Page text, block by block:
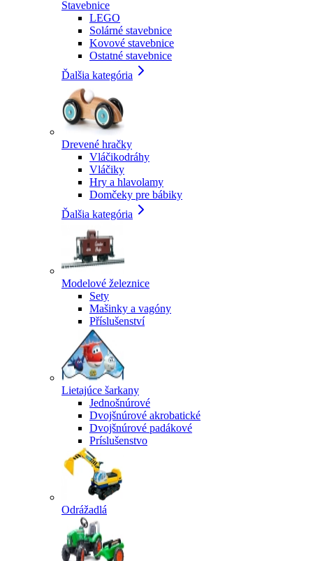
Stavebnice
LEGO
Solárné stavebnice
Kovové stavebnice
Ostatné stavebnice
Ďalšia kategória
Drevené hračky
Vláčikodráhy
Vláčiky
Hry a hlavolamy
Domčeky pre bábiky
Ďalšia kategória
Modelové železnice
Sety
Mašinky a vagóny
Příslušenství
Lietajúce šarkany
Jednošnúrové
Dvojšnúrové akrobatické
Dvojšnúrové padákové
Príslušenstvo
Odrážadlá